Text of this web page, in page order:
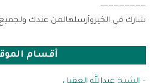
————————-
شارك في الخيروأرسلهالمن عندك
أقسام